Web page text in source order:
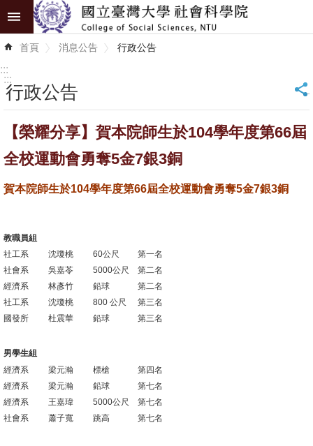
跳到主要內容區塊
進
階
識
學
單
位
研
究
息
公
告
國
首頁 消息公告 行政公告
:::
:::
行政公告 _
【榮耀分享】賀本院師生於104學年度第66屆
全校運動會勇奪5金7銀3銅
賀本院師生於104學年度第66屆全校運動會勇奪5金7銀3銅
教職員組
社工系
沈瓊桃 60公尺
第一名
社會系
吳嘉苓 5000公尺
第二名
經濟系
林彥竹 鉛球
第二名
社工系
沈瓊桃 800 公尺
第三名
國發所
杜震華 鉛球 第三名
男學生組
經濟系
梁元瀚 標槍
第四名
經濟系
梁元瀚 鉛球
第七名
經濟系
王嘉瑋 5000公尺
第七名
社會系
蕭子寬 跳高 第七名